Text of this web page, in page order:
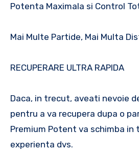
Potenta Maximala si Control
Mai Multe Partide, Mai Multa
RECUPERARE ULTRA RAPIDA
Daca, in trecut, aveati nevoie
pentru a va recupera dupa o
Premium Potent va schimba
experienta dvs.